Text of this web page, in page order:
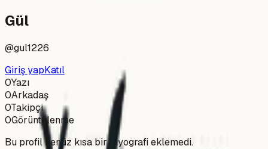
Gül
@gul1226
Giriş yapKatıl
0Yazı
0Arkadaş
0Takipçi
0Görüntülenme
Bu profil henüz kısa bir biyografi eklemedi.